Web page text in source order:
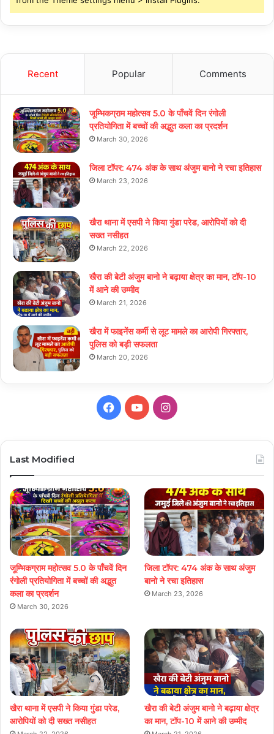
Recent Popular Comments
जूम्भिकग्राम महोत्सव 5.0 के पाँचवें दिन रंगोली
प्रतियोगिता में बच्चों की अद्भुत कला का प्रदर्शन
March 30, 2026
जिला टॉपर: 474 अंक के साथ अंजुम बानो ने रचा इतिहास
March 23, 2026
खैरा थाना में एसपी ने किया गुंडा परेड, आरोपियों को दी
सख्त नसीहत
March 22, 2026
खैरा की बेटी अंजुम बानो ने बढ़ाया क्षेत्र का मान, टॉप-10
में आने की उम्मीद
March 21, 2026
खैरा में फाइनेंस कर्मी से लूट मामले का आरोपी गिरफ्तार,
पुलिस को बड़ी सफलता
March 20, 2026
Facebook
YouTubeInstagram
Last Modified
जूम्भिकग्राम महोत्सव 5.0 के पाँचवें दिन
रंगोली प्रतियोगिता में बच्चों की अद्भुत
कला का प्रदर्शन
March 30, 2026
जिला टॉपर: 474 अंक के साथ अंजुम
बानो ने रचा इतिहास
March 23, 2026
खैरा थाना में एसपी ने किया गुंडा परेड,
आरोपियों को दी सख्त नसीहत
खैरा की बेटी अंजुम बानो ने बढ़ाया क्षेत्र
का मान, टॉप-10 में आने की उम्मीद